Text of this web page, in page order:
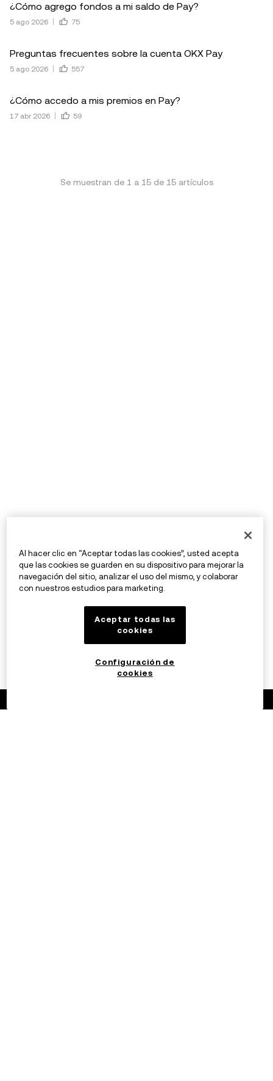
¿Cómo agrego fondos a mi saldo de Pay?
5 ago 2026 75
Preguntas frecuentes sobre la cuenta OKX Pay
5 ago 2026 557
¿Cómo accedo a mis premios en Pay?
17 abr 2026 59
Se muestran de 1 a 15de 15artículos
Al hacer clic en “Aceptar todas las cookies”, usted acepta
que las cookies se guarden en su dispositivo para mejorar la
navegación del sitio, analizar el uso del mismo, y colaborar
con nuestros estudios para marketing.
Aceptar todas las
cookies
Configuración de
cookies